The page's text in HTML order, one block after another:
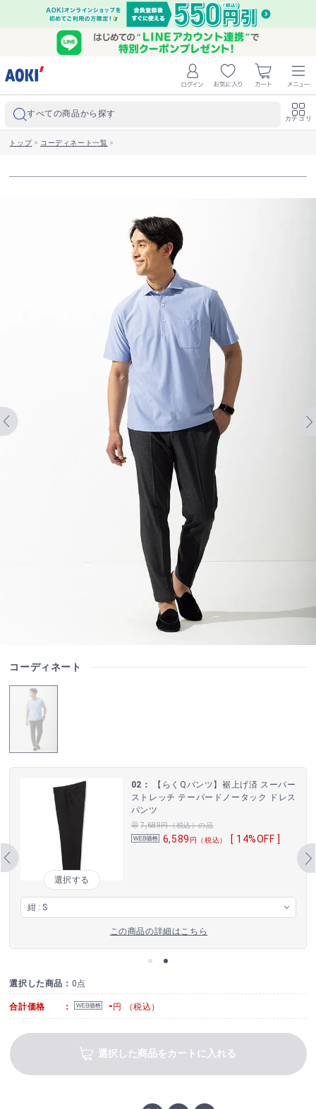
すべての商品から探す カテゴリ
トップ> コーディネート一覧 >
コーディネート
選択する
02：
【らくQパンツ】裾上げ済 スーパー
ストレッチ テーパードノータック ドレス
パンツ
7,689円（税込）の品
6,589 円（税込） [ 14%OFF ]
この商品の詳細はこちら
選択した商品： 0点
合計価格 ： - 円 （税込）
選択した商品をカートに入れる